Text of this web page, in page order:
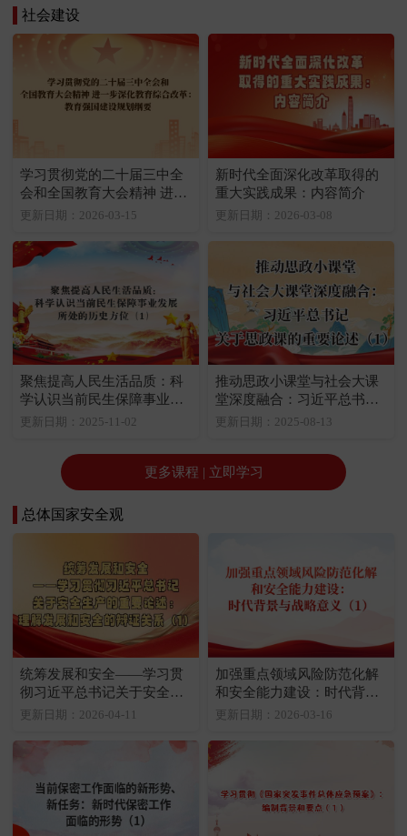
社会建设
学习贯彻党的二十届三中全
会和全国教育大会精神 进一
步深化教育综合改革：教育
更新日期：2026-03-15
新时代全面深化改革取得的
重大实践成果：内容简介
更新日期：2026-03-08
聚焦提高人民生活品质：科
学认识当前民生保障事业发
展所处的历史方位（1）
更新日期：2025-11-02
推动思政小课堂与社会大课
堂深度融合：习近平总书记
关于思政课的重要论述（1）
更新日期：2025-08-13
更多课程 | 立即学习
总体国家安全观
统筹发展和安全——学习贯
彻习近平总书记关于安全生
产的重要论述：理解发展和
更新日期：2026-04-11
加强重点领域风险防范化解
和安全能力建设：时代背景
与战略意义（1）
更新日期：2026-03-16